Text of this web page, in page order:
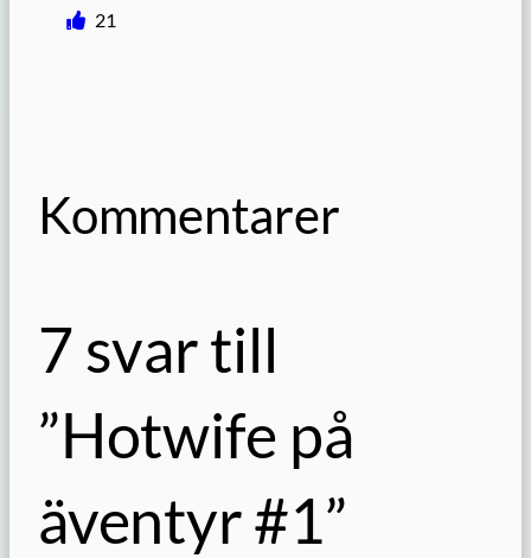
21
Kommentarer
7 svar till
”Hotwife på
äventyr #1”